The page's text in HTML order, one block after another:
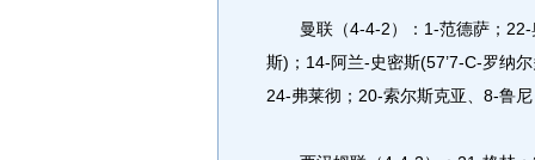
曼联（4-4-2）：1-范德萨；22-
斯)；14-阿兰-史密斯(57’7-C-罗纳
24-弗莱彻；20-索尔斯克亚、8-鲁尼